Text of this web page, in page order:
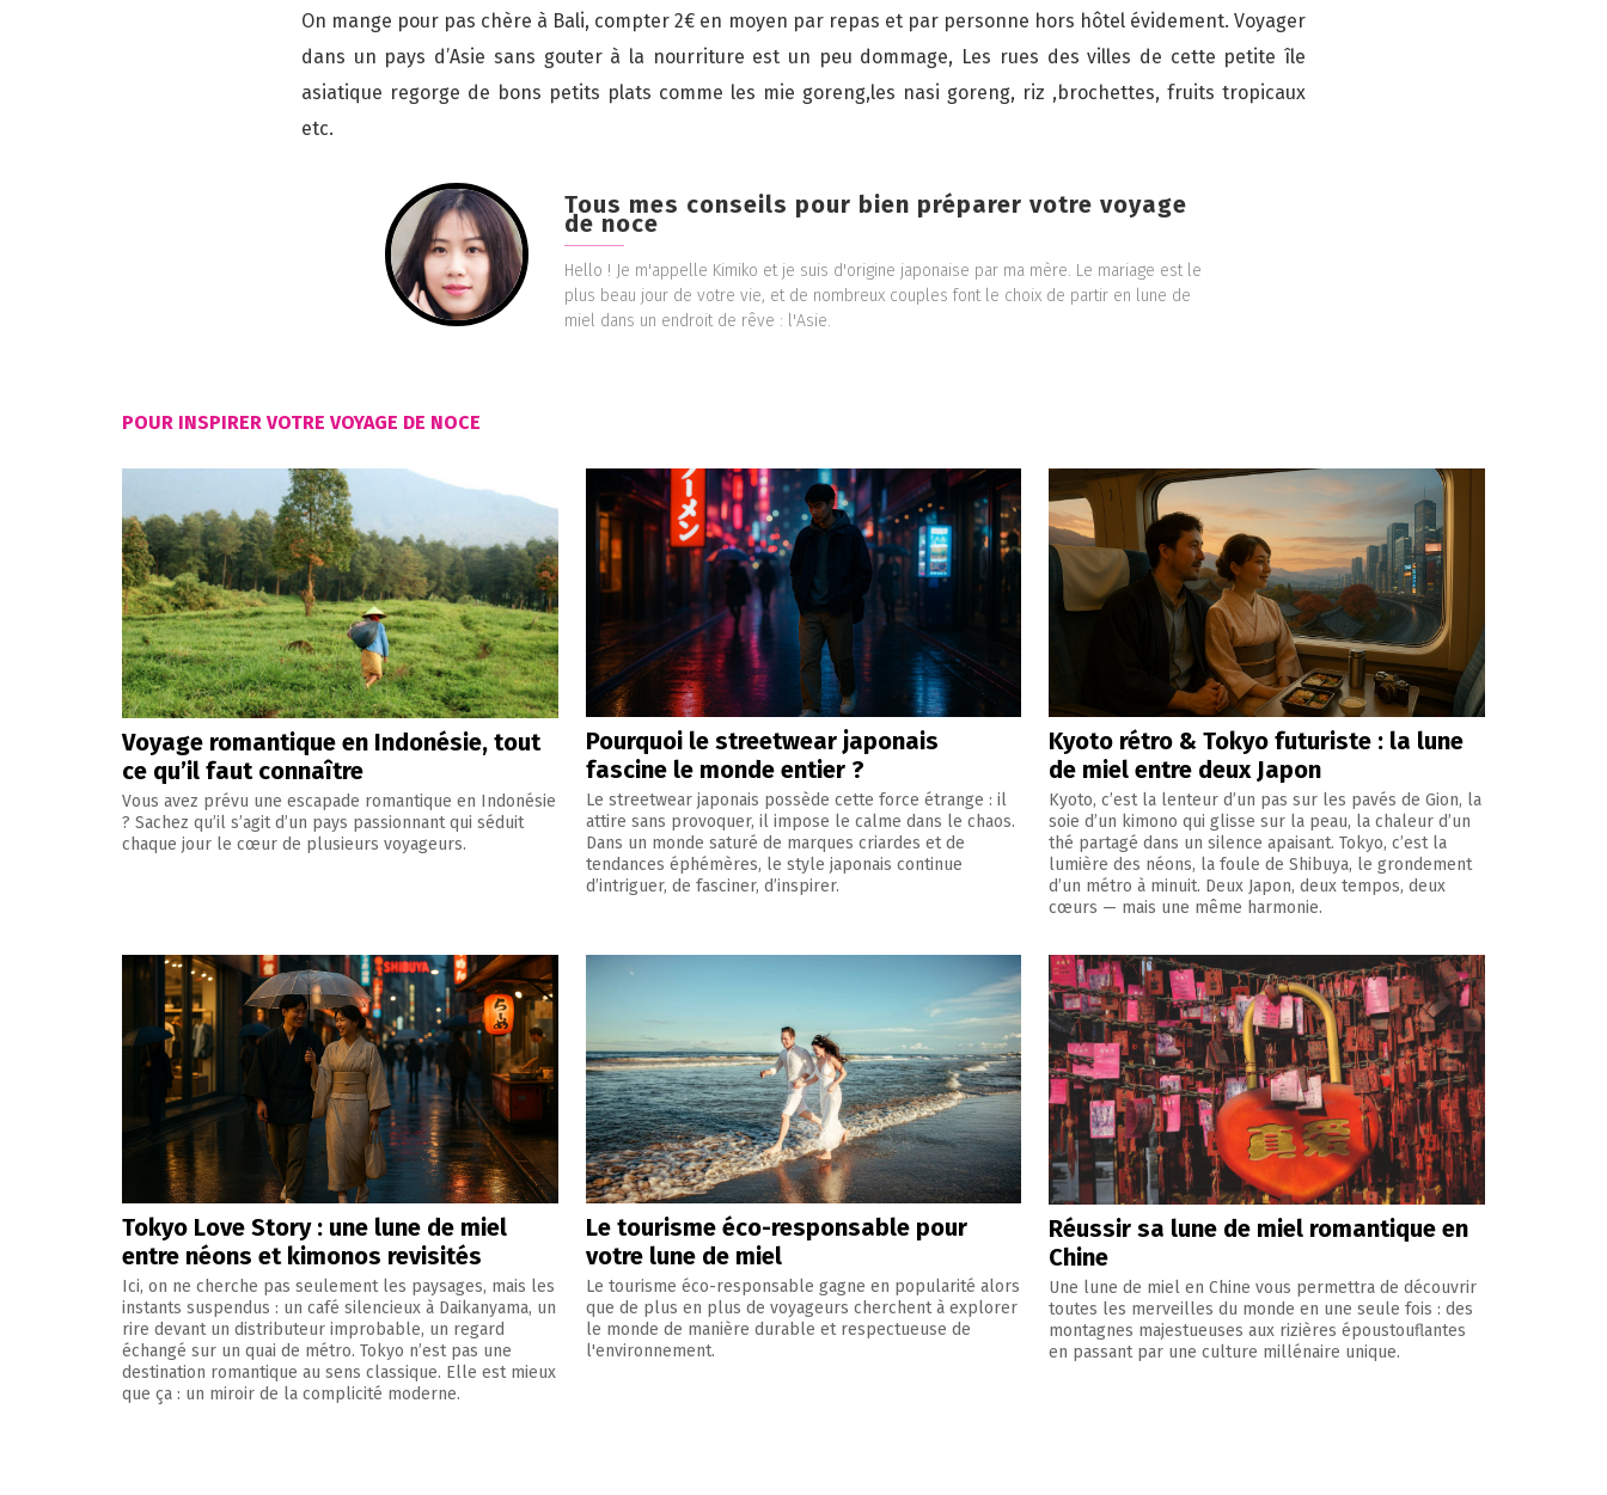
On mange pour pas chère à Bali, compter 2€ en moyen par repas et par personne hors hôtel évidement. Voyager
dans un pays d’Asie sans gouter à la nourriture est un peu dommage, Les rues des villes de cette petite île
asiatique regorge de bons petits plats comme les mie goreng,les nasi goreng, riz ,brochettes, fruits tropicaux
etc.
Tous mes conseils pour bien préparer votre voyage
de noce
Hello ! Je m'appelle Kimiko et je suis d'origine japonaise par ma mère. Le mariage est le
plus beau jour de votre vie, et de nombreux couples font le choix de partir en lune de
miel dans un endroit de rêve : l'Asie.
POUR INSPIRER VOTRE VOYAGE DE NOCE
Voyage romantique en Indonésie, tout
ce qu’il faut connaître
Vous avez prévu une escapade romantique en Indonésie
? Sachez qu’il s’agit d’un pays passionnant qui séduit
chaque jour le cœur de plusieurs voyageurs.
Pourquoi le streetwear japonais
fascine le monde entier ?
Le streetwear japonais possède cette force étrange : il
attire sans provoquer, il impose le calme dans le chaos.
Dans un monde saturé de marques criardes et de
tendances éphémères, le style japonais continue
d’intriguer, de fasciner, d’inspirer.
Kyoto rétro & Tokyo futuriste : la lune
de miel entre deux Japon
Kyoto, c’est la lenteur d’un pas sur les pavés de Gion, la
soie d’un kimono qui glisse sur la peau, la chaleur d’un
thé partagé dans un silence apaisant. Tokyo, c’est la
lumière des néons, la foule de Shibuya, le grondement
d’un métro à minuit. Deux Japon, deux tempos, deux
cœurs — mais une même harmonie.
Tokyo Love Story : une lune de miel
entre néons et kimonos revisités
Ici, on ne cherche pas seulement les paysages, mais les
instants suspendus : un café silencieux à Daikanyama, un
rire devant un distributeur improbable, un regard
échangé sur un quai de métro. Tokyo n’est pas une
destination romantique au sens classique. Elle est mieux
que ça : un miroir de la complicité moderne.
Le tourisme éco-responsable pour
votre lune de miel
Le tourisme éco-responsable gagne en popularité alors
que de plus en plus de voyageurs cherchent à explorer
le monde de manière durable et respectueuse de
l'environnement.
Réussir sa lune de miel romantique en
Chine
Une lune de miel en Chine vous permettra de découvrir
toutes les merveilles du monde en une seule fois : des
montagnes majestueuses aux rizières époustouflantes
en passant par une culture millénaire unique.